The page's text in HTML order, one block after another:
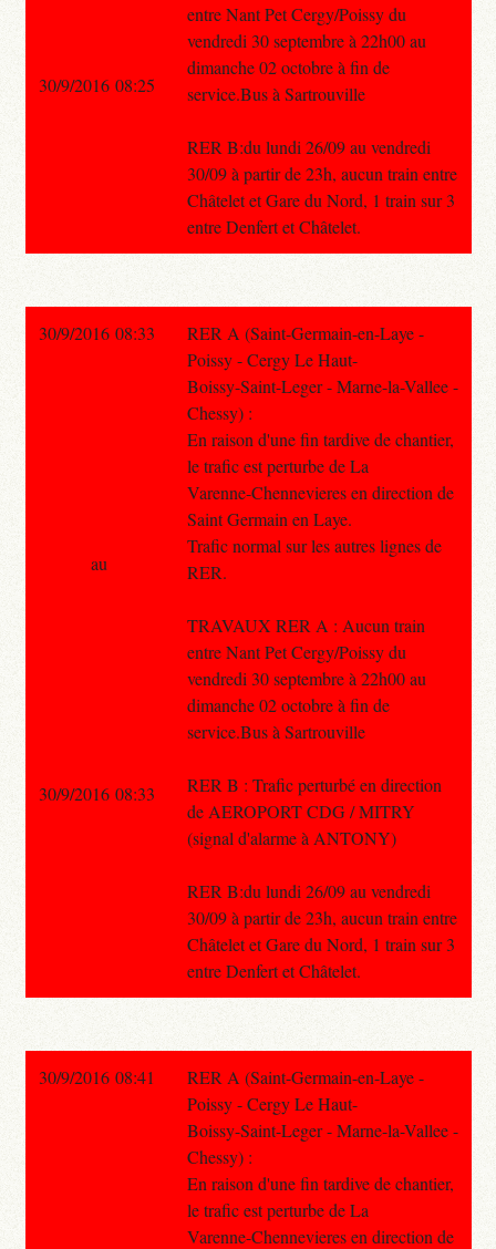
entre Nant Pet Cergy/Poissy du
vendredi 30 septembre à 22h00 au
dimanche 02 octobre à fin de
service.Bus à Sartrouville
RER B:du lundi 26/09 au vendredi
30/09 à partir de 23h, aucun train entre
Châtelet et Gare du Nord, 1 train sur 3
entre Denfert et Châtelet.
30/9/2016 08:25
30/9/2016 08:33
RER A (Saint-Germain-en-Laye -
Poissy - Cergy Le Haut-
Boissy-Saint-Leger - Marne-la-Vallee -
Chessy) :
En raison d'une fin tardive de chantier,
le trafic est perturbe de La
Varenne-Chennevieres en direction de
Saint Germain en Laye.
Trafic normal sur les autres lignes de
RER.
TRAVAUX RER A : Aucun train
entre Nant Pet Cergy/Poissy du
vendredi 30 septembre à 22h00 au
dimanche 02 octobre à fin de
service.Bus à Sartrouville
RER B : Trafic perturbé en direction
de AEROPORT CDG / MITRY
(signal d'alarme à ANTONY)
RER B:du lundi 26/09 au vendredi
30/09 à partir de 23h, aucun train entre
Châtelet et Gare du Nord, 1 train sur 3
entre Denfert et Châtelet.
au
30/9/2016 08:33
30/9/2016 08:41
RER A (Saint-Germain-en-Laye -
Poissy - Cergy Le Haut-
Boissy-Saint-Leger - Marne-la-Vallee -
Chessy) :
En raison d'une fin tardive de chantier,
le trafic est perturbe de La
Varenne-Chennevieres en direction de